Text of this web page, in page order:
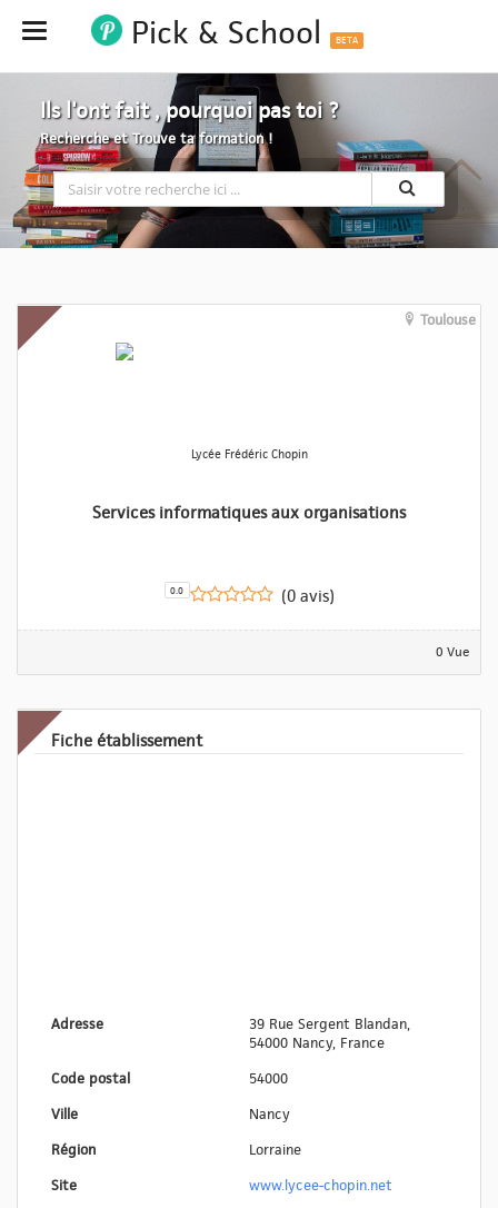
Hide Pick & School BETA
Ils l'ont fait , pourquoi pas toi ?
Recherche et Trouve ta formation !
Toulouse
Lycée Frédéric Chopin
Services informatiques aux organisations
0.0 (0 avis)
0 Vue
Fiche établissement
Adresse
39 Rue Sergent Blandan,
54000 Nancy, France
Code postal
54000
Ville
Nancy
Région
Lorraine
Site
www.lycee-chopin.net